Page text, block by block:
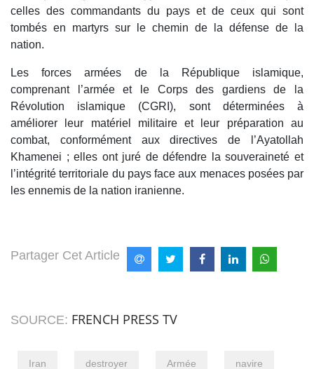
celles des commandants du pays et de ceux qui sont
tombés en martyrs sur le chemin de la défense de la
nation.
Les forces armées de la République islamique,
comprenant l’armée et le Corps des gardiens de la
Révolution islamique (CGRI), sont déterminées à
améliorer leur matériel militaire et leur préparation au
combat, conformément aux directives de l’Ayatollah
Khamenei ; elles ont juré de défendre la souveraineté et
l’intégrité territoriale du pays face aux menaces posées par
les ennemis de la nation iranienne.
Partager Cet Article
SOURCE: FRENCH PRESS TV
Iran destroyer Armée navire